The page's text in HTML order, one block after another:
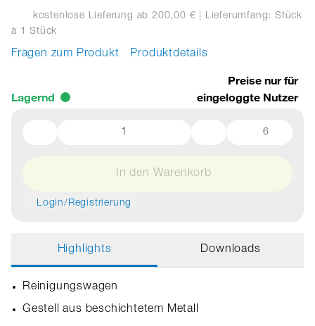
kostenlose Lieferung ab 200,00 € | Lieferumfang: Stück
à 1 Stück
Fragen zum Produkt Produktdetails
Lagernd
Preise nur für
eingeloggte Nutzer
6
In den Warenkorb
Login/Registrierung
Highlights Downloads
Reinigungswagen
Gestell aus beschichtetem Metall